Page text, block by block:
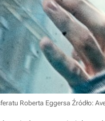
Roberta Eggersa Źródło: